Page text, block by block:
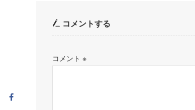
コメントする
コメント ※